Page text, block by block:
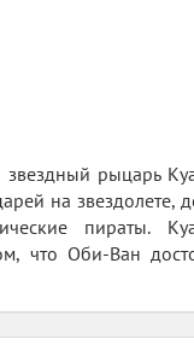
рыцарь
на звездолете,
пираты.
что Оби-Ван